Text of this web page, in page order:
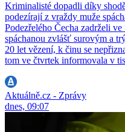
Kriminalisté dopadli díky
podezírají z vraždy muže
Podezřelého Čecha zadrželi
spáchanou zvlášť surovým a
20 let vězení, k činu se
tom ve čtvrtek informovala v
Aktuálně.cz - Zprávy
dnes, 09:07